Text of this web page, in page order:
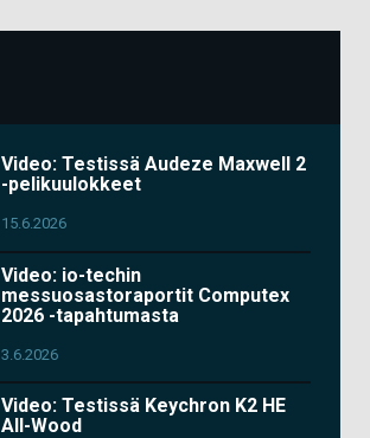
Video: Testissä Audeze Maxwell 2
-pelikuulokkeet
15.6.2026
Video: io-techin
messuosastoraportit Computex
2026 -tapahtumasta
3.6.2026
Video: Testissä Keychron K2 HE
All-Wood